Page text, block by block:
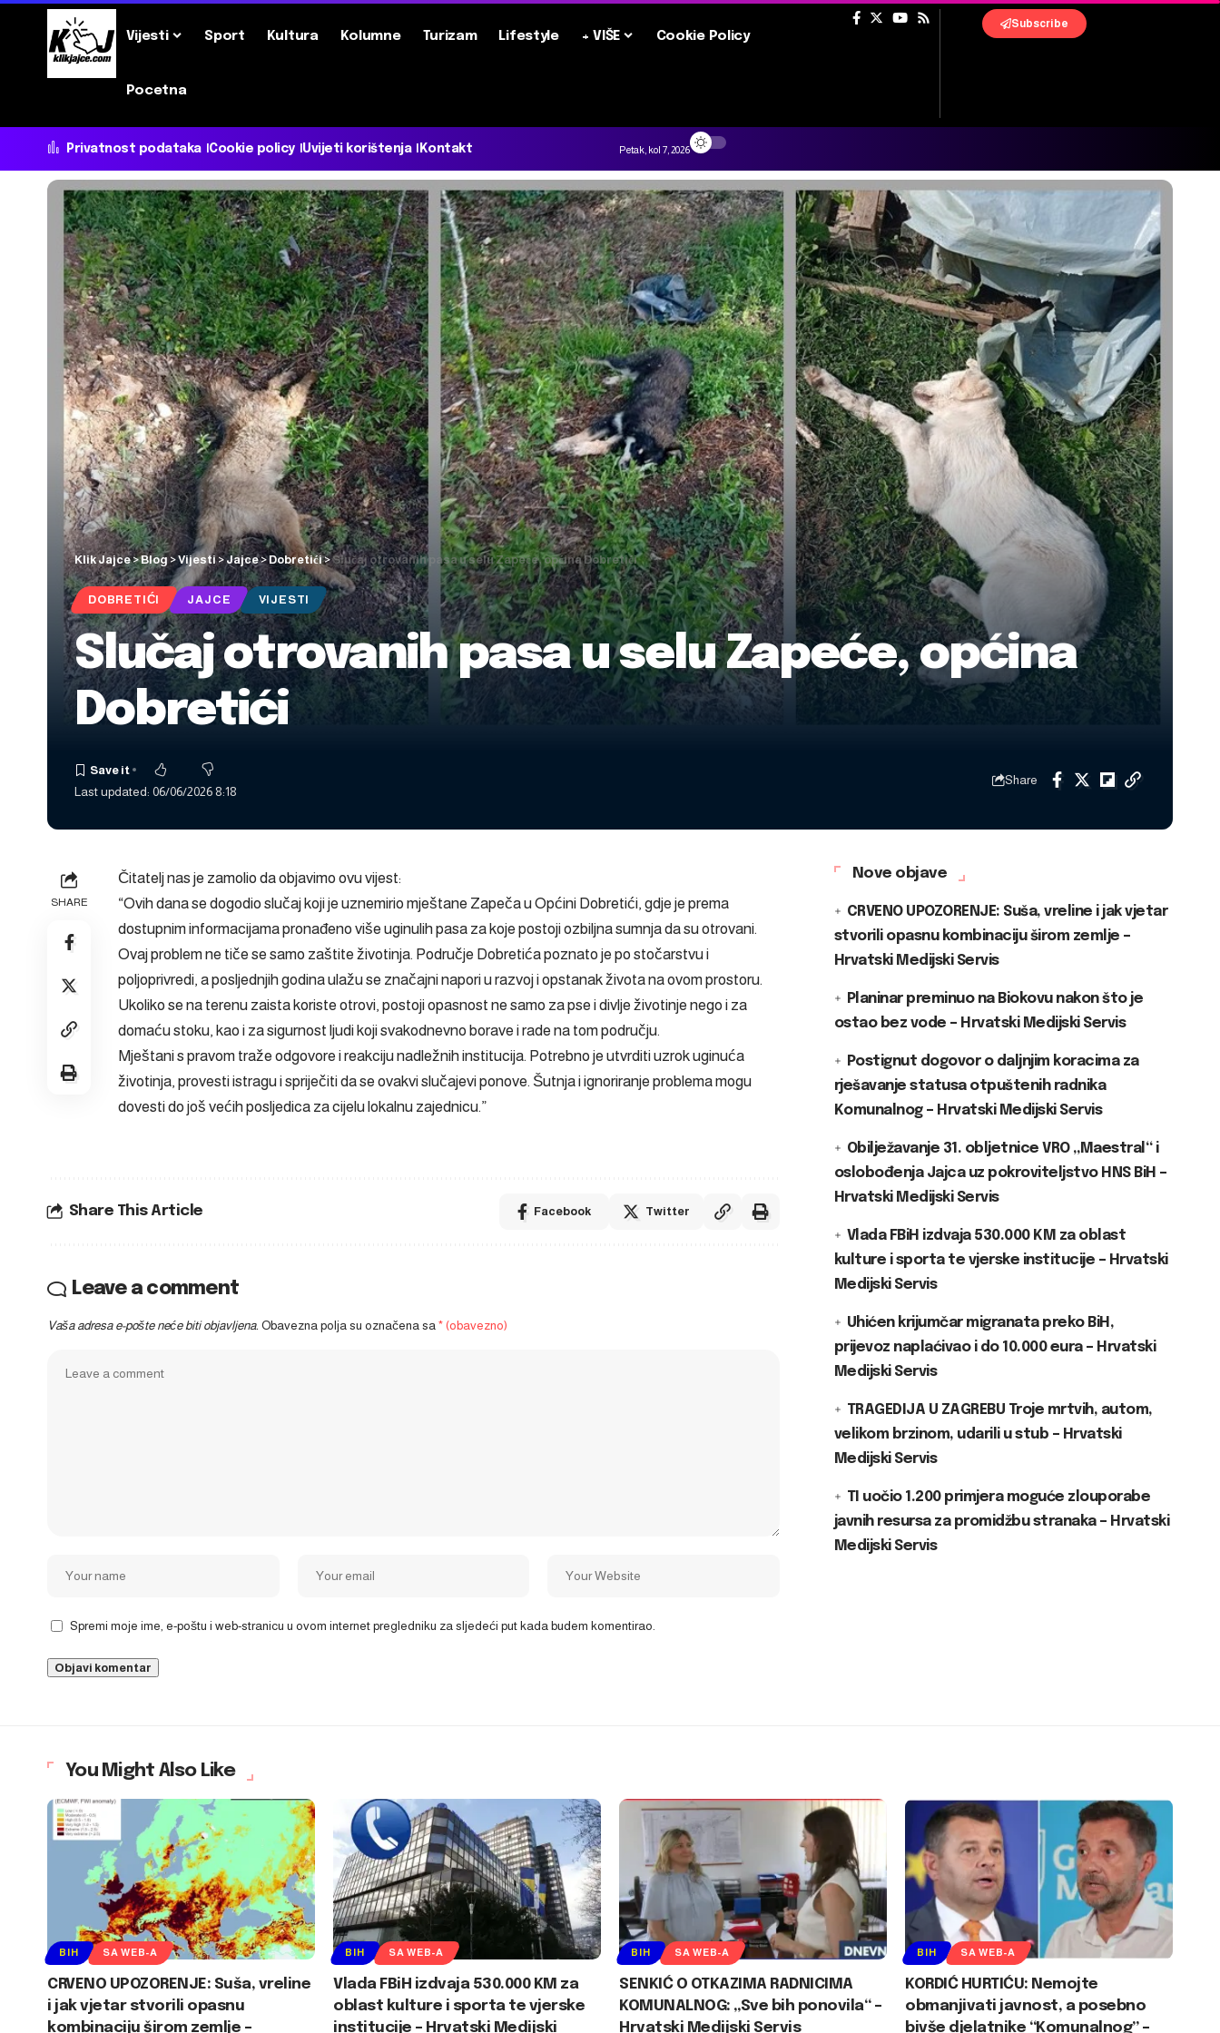
Vijesti Sport Kultura Kolumne Turizam Lifestyle + VIŠE Cookie Policy
Pocetna
Subscribe
Privatnost podataka Cookie policy Uvijeti korištenja Kontakt Petak, kol 7, 2026
Klik Jajce>Blog >Vijesti>Jajce>Dobretići>Slučaj otrovanih pasa u selu Zapeće, općina Dobretići
DOBRETIĆI JAJCE VIJESTI
Slučaj otrovanih pasa u selu Zapeće, općina
Dobretići
Last updated: 06/06/2026 8:18
Share
SHARE
Čitatelj nas je zamolio da objavimo ovu vijest:
“Ovih dana se dogodio slučaj koji je uznemirio mještane Zapeča u Općini Dobretići, gdje je prema
dostupnim informacijama pronađeno više uginulih pasa za koje postoji ozbiljna sumnja da su otrovani.
Ovaj problem ne tiče se samo zaštite životinja. Područje Dobretića poznato je po stočarstvu i
poljoprivredi, a posljednjih godina ulažu se značajni napori u razvoj i opstanak života na ovom prostoru.
Ukoliko se na terenu zaista koriste otrovi, postoji opasnost ne samo za pse i divlje životinje nego i za
domaću stoku, kao i za sigurnost ljudi koji svakodnevno borave i rade na tom području.
Mještani s pravom traže odgovore i reakciju nadležnih institucija. Potrebno je utvrditi uzrok uginuća
životinja, provesti istragu i spriječiti da se ovakvi slučajevi ponove. Šutnja i ignoriranje problema mogu
dovesti do još većih posljedica za cijelu lokalnu zajednicu.”
Share This Article Facebook Twitter
Leave a comment
Vaša adresa e-pošte neće biti objavljena. Obavezna polja su označena sa * (obavezno)
Spremi moje ime, e-poštu i web-stranicu u ovom internet pregledniku za sljedeći put kada budem komentirao.
Nove objave
CRVENO UPOZORENJE: Suša, vreline i jak vjetar
stvorili opasnu kombinaciju širom zemlje –
Hrvatski Medijski Servis
Planinar preminuo na Biokovu nakon što je
ostao bez vode – Hrvatski Medijski Servis
Postignut dogovor o daljnjim koracima za
rješavanje statusa otpuštenih radnika
Komunalnog – Hrvatski Medijski Servis
Obilježavanje 31. obljetnice VRO „Maestral“ i
oslobođenja Jajca uz pokroviteljstvo HNS BiH –
Hrvatski Medijski Servis
Vlada FBiH izdvaja 530.000 KM za oblast
kulture i sporta te vjerske institucije – Hrvatski
Medijski Servis
Uhićen krijumčar migranata preko BiH,
prijevoz naplaćivao i do 10.000 eura – Hrvatski
Medijski Servis
TRAGEDIJA U ZAGREBU Troje mrtvih, autom,
velikom brzinom, udarili u stub – Hrvatski
Medijski Servis
TI uočio 1.200 primjera moguće zlouporabe
javnih resursa za promidžbu stranaka – Hrvatski
Medijski Servis
You Might Also Like
BIH SA WEB-A
CRVENO UPOZORENJE: Suša, vreline
i jak vjetar stvorili opasnu
kombinaciju širom zemlje –
BIH SA WEB-A
Vlada FBiH izdvaja 530.000 KM za
oblast kulture i sporta te vjerske
institucije – Hrvatski Medijski
BIH SA WEB-A
SENKIĆ O OTKAZIMA RADNICIMA
KOMUNALNOG: „Sve bih ponovila“ –
Hrvatski Medijski Servis
BIH SA WEB-A
KORDIĆ HURTIĆU: Nemojte
obmanjivati javnost, a posebno
bivše djelatnike “Komunalnog” –